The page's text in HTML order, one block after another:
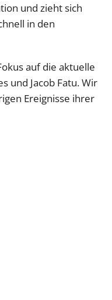
und zieht sich
in den
auf die aktuelle
und Jacob Fatu. Wir
Ereignisse ihrer